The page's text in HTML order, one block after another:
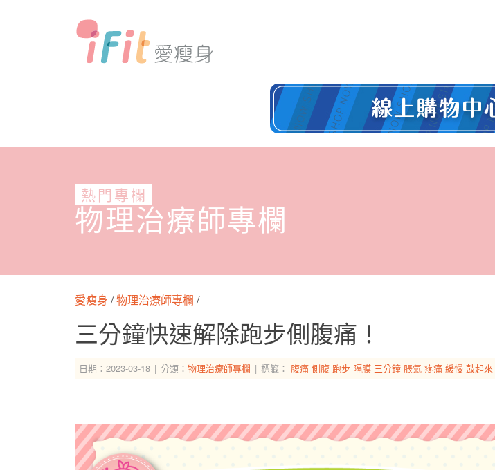
熱門專欄
物理治療師專欄
愛瘦身 /物理治療師專欄 /
三分鐘快速解除跑步側腹痛！
日期：2023-03-18 分類： 物理治療師專欄 標籤： 腹痛 側腹 跑步 隔膜 三分鐘 脹氣 疼痛 緩慢 鼓起來